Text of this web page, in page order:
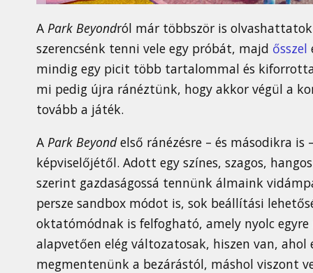
A Park Beyondról már többször is
szerencsénk tenni vele egy próbát, majd ősszel
mindig egy picit több tartalommal és
mi pedig újra ránéztünk, hogy akkor végül a
tovább a játék.
A Park Beyondelső ránézésre – és másodikra
képviselőjétől. Adott egy színes, szagos,
szerint gazdaságossá tennünk álmaink
persze sandbox módot is, sok beállítási
oktatómódnak is felfogható, amely nyolc
alapvetően elég változatosak, hiszen van, ahol
megmentenünk a bezárástól, máshol viszont